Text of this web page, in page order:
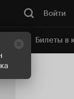
Войти
Билеты в